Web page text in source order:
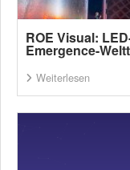
ROE Visual:
Emergence-
Weiterlesen